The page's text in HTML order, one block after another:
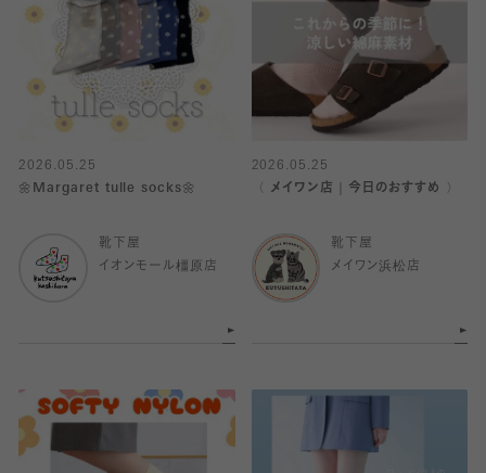
2026.05.25
🌼Margaret tulle socks🌼
靴下屋
イオンモール橿原店
2026.05.25
〈 メイワン店｜今日のおすすめ 〉
靴下屋
メイワン浜松店